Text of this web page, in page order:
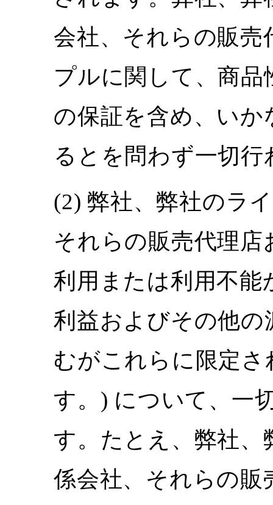
会社、それらの販
プルに関して、商
の保証を含め、い
るとを問わず一切
弊社、弊社のラ
それらの販売代理
利用または利用不
利益およびその他の
むがこれらに限定
す。) について、一
す。たとえ、弊社、
係会社、それらの販